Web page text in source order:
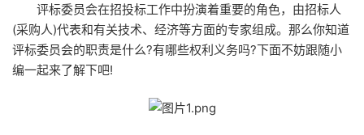
评标委员会在招投标工作中扮演着重要的角色，由招标人
(采购人)代表和有关技术、经济等方面的专家组成。那么你知道
评标委员会的职责是什么?有哪些权利义务吗?下面不妨跟随小
编一起来了解下吧!